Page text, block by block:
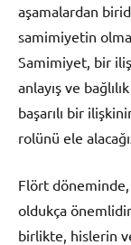
aşamalardan
samimiyetin
Samimiyet, bir
anlayış ve
başarılı bir
rolünü ele
Flört
oldukça
birlikte, hislerin